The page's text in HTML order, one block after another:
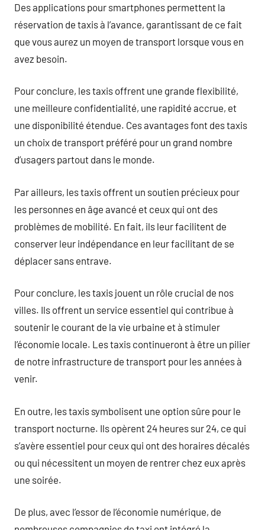
Des applications pour smartphones permettent la
réservation de taxis à l’avance, garantissant de ce fait
que vous aurez un moyen de transport lorsque vous en
avez besoin.
Pour conclure, les taxis offrent une grande flexibilité,
une meilleure confidentialité, une rapidité accrue, et
une disponibilité étendue. Ces avantages font des taxis
un choix de transport préféré pour un grand nombre
d’usagers partout dans le monde.
Par ailleurs, les taxis offrent un soutien précieux pour
les personnes en âge avancé et ceux qui ont des
problèmes de mobilité. En fait, ils leur facilitent de
conserver leur indépendance en leur facilitant de se
déplacer sans entrave.
Pour conclure, les taxis jouent un rôle crucial de nos
villes. Ils offrent un service essentiel qui contribue à
soutenir le courant de la vie urbaine et à stimuler
l’économie locale. Les taxis continueront à être un pilier
de notre infrastructure de transport pour les années à
venir.
En outre, les taxis symbolisent une option sûre pour le
transport nocturne. Ils opèrent 24 heures sur 24, ce qui
s’avère essentiel pour ceux qui ont des horaires décalés
ou qui nécessitent un moyen de rentrer chez eux après
une soirée.
De plus, avec l’essor de l’économie numérique, de